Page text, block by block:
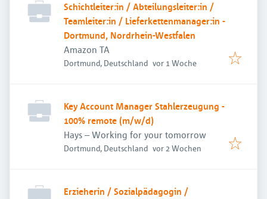
Schichtleiter:in / Abteilungsleiter:in /
Teamleiter:in / Lieferkettenmanager:in -
Dortmund, Nordrhein-Westfalen
Amazon TA
Dortmund, Deutschland Veröffentlicht
vor 1 Woche
Key Account Manager Stahlerzeugung -
100% remote (m/w/d)
Hays – Working for your tomorrow
Dortmund, Deutschland Veröffentlicht
vor 2 Wochen
Erzieherin / Sozialpädagogin /